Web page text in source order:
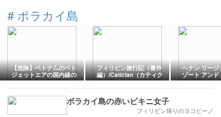
# ボラカイ島
【危険】ベトナ厶のベト
ジェットエアの国内線の
予約変更がひどすぎて絶
句！
フィリピン旅行記（番外
編）/Caticlan（カティク
ラン）からBoracay（ボ
ラカイ）島へ（2017年1
月） ＊旧ブログから転
載 ボラカイ島にたどり
着く前までに、あと少
ヘナン リー
ゾート アンド
（2017年1
旧ブログか
ボラカイ島の赤いビキニ女子
フィリピン帰りのヨコピーノ